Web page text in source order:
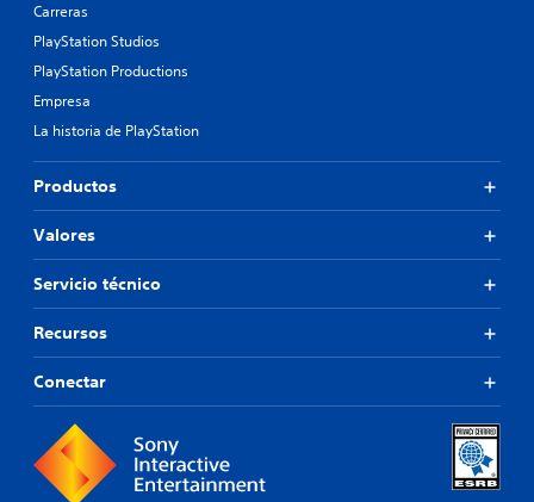
Carreras
PlayStation Studios
PlayStation Productions
Empresa
La historia de PlayStation
Productos
Valores
Servicio técnico
Recursos
Conectar